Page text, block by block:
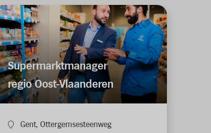
Supermarktmanager
regio Oost-Vlaanderen
Gent, Ottergemsesteenweg